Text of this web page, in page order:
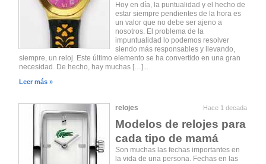
Hoy en día, la puntualidad y el hecho de
estar siempre pendientes de la hora es
un valor que no debe ser ajeno a
nosotros. El problema de la
impuntualidad lo podemos resolver
siendo más responsables y llevando,
siempre, un reloj. Este último elemento se ha convertido en una gran
necesidad. De hecho, hay muchas […]...
Leer más »
relojes Hace 1 decada
Modelos de relojes para
cada tipo de mamá
Son muchas las fechas importantes en
la vida de una persona. Fechas en las